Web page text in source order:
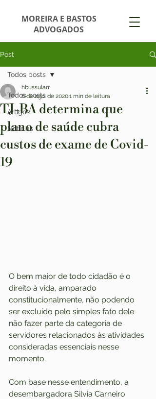
MOREIRA E BASTOS
ADVOGADOS
Post
Todos posts
Artigos
Notícias
Todos posts
TJ-BA determina que
plano de saúde cubra
custos de exame de Covid-
19
hbussularr
6 de ago. de 20201 min de leitura
O bem maior de todo cidadão é o
direito à vida, amparado
constitucionalmente, não podendo
ser excluído pelo simples fato dele
não fazer parte da categoria de
servidores relacionados às atividades
consideradas essenciais nesse
momento.
Com base nesse entendimento, a
desembargadora Silvia Carneiro